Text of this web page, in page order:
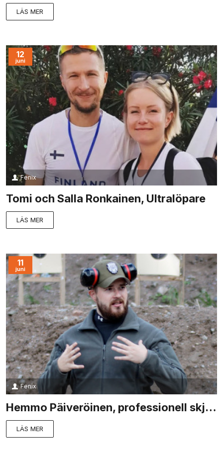
LÄS MER
12
juni
Fenix
Tomi och Salla Ronkainen, Ultralöpare
LÄS MER
11
juni
Fenix
Hemmo Päiveröinen, professionell skjutvapen- och säkerhetsinstruktör
LÄS MER